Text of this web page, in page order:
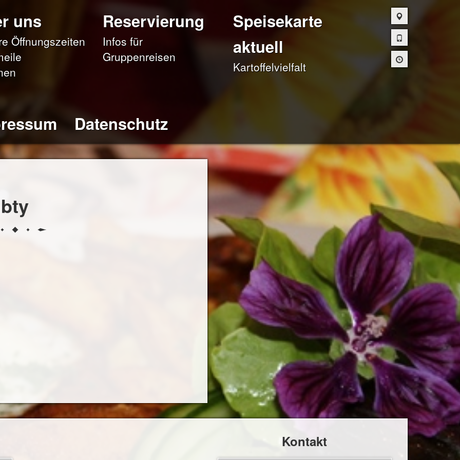
uns
Öffnungszeiten
Reservierung
Infos für
Gruppenreisen
Speisekarte
aktuell
Kartoffelvielfalt
Datenschutz
bty
Kontakt